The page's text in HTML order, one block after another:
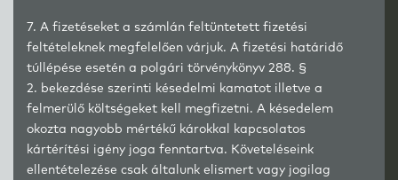
7. A fizetéseket a számlán feltüntetett fizetési
feltételeknek megfelelően várjuk. A fizetési határidő
túllépése esetén a polgári törvénykönyv 288. §
2. bekezdése szerinti késedelmi kamatot illetve a
felmerülő költségeket kell megfizetni. A késedelem
okozta nagyobb mértékű károkkal kapcsolatos
kártérítési igény joga fenntartva. Követeléseink
ellentételezése csak általunk elismert vagy jogilag